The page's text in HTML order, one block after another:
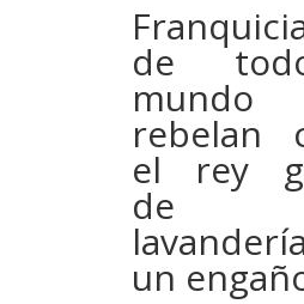
de
rebelan
el rey
de
un